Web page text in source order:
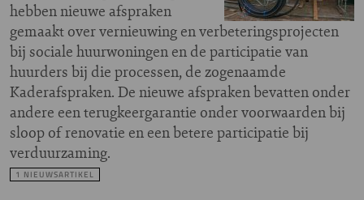
hebben nieuwe afspraken
gemaakt over vernieuwing en verbeteringsprojecten
bij sociale huurwoningen en de participatie van
huurders bij die processen, de zogenaamde
Kaderafspraken. De nieuwe afspraken bevatten onder
andere een terugkeergarantie onder voorwaarden bij
sloop of renovatie en een betere participatie bij
verduurzaming.
1 NIEUWSARTIKEL